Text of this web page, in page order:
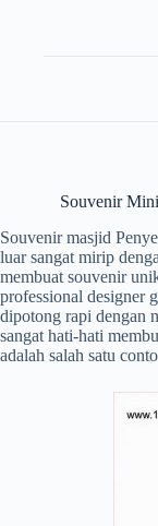
Souvenir
Souvenir masjid
luar sangat mirip
membuat souvenir
professional designer
dipotong rapi dengan
sangat hati-hati
adalah salah satu